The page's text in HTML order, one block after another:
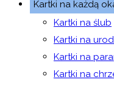
Kartki na każdą
Kartki na ślub
Kartki na
Kartki na
Kartki na